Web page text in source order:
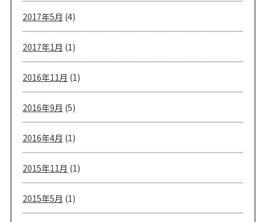
2017年5月 (4)
2017年1月 (1)
2016年11月 (1)
2016年9月 (5)
2016年4月 (1)
2015年11月 (1)
2015年5月 (1)